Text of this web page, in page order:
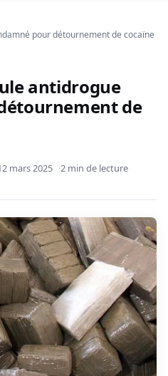
pour détournement de cocaïne
antidrogue
de
mars 2025 2 min de lecture